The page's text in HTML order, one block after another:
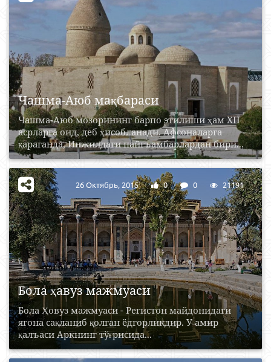
Чашма-Аюб мақбараси
Чашма-Аюб мозорининг барпо этилиши ҳам ХII
асрларга оид, деб ҳисобланади. Афсоналарга
қараганда, Инжилдаги пайгъамбарлардан бири...
Бола ҳавуз мажмуаси
Бола Ҳовуз мажмуаси - Регистон майдонидаги
ягона сақланиб қолган ёдгорликдир. У амир
қалъаси Аркнинг тўғрисида...
26 Октябрь, 2015 0 0 21191